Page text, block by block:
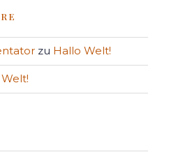
zu Hallo Welt!